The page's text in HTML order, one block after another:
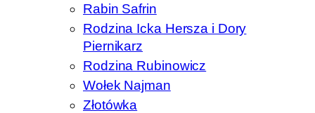
Rabin Safrin
Rodzina Icka Hersza i Dory
Piernikarz
Rodzina Rubinowicz
Wołek Najman
Złotówka